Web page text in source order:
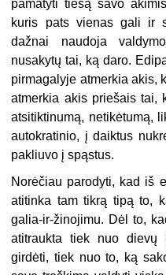
pamatyti tiesą savo
kuris pats vienas gali ir
dažnai naudoja
nusakytų tai, ką daro.
pirmagalyje atmerkia akis,
atmerkia akis priešais tai,
atsitiktinumą, netikėtumą,
autokratinio, į daiktus
pakliuvo į spąstus.
Norėčiau parodyti, kad iš
atitinka tam tikrą tipą to,
galia-ir-žinojimu. Dėl to,
atitraukta tiek nuo dievų
girdėti, tiek nuo to, ką